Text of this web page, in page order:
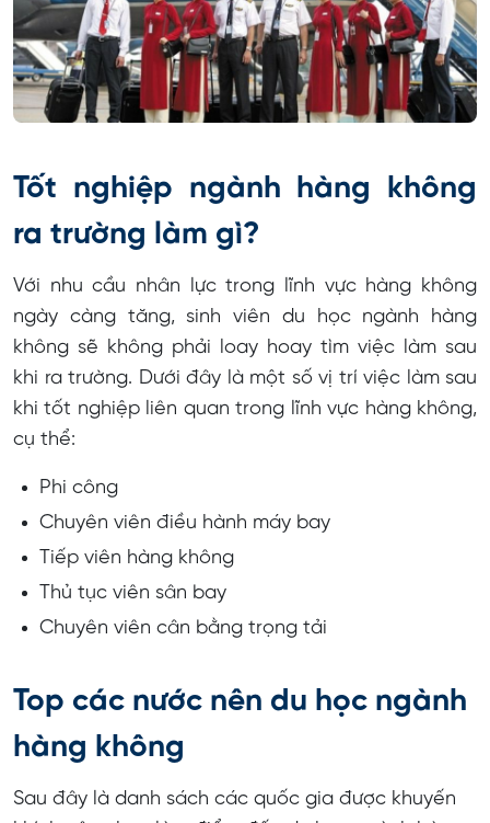
Tốt nghiệp ngành hàng không
ra trường làm gì?
Với nhu cầu nhân lực trong lĩnh vực hàng không
ngày càng tăng, sinh viên du học ngành hàng
không sẽ không phải loay hoay tìm việc làm sau
khi ra trường. Dưới đây là một số vị trí việc làm sau
khi tốt nghiệp liên quan trong lĩnh vực hàng không,
cụ thể:
Phi công
Chuyên viên điều hành máy bay
Tiếp viên hàng không
Thủ tục viên sân bay
Chuyên viên cân bằng trọng tải
Top các nước nên du học ngành
hàng không
Sau đây là danh sách các quốc gia được khuyến